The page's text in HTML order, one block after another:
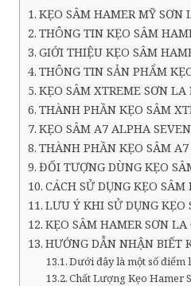
KẸO SÂM HAMER MỸ SƠN
THÔNG TIN KẸO SÂM
GIỚI THIỆU KẸO SÂM
THÔNG TIN SẢN PHẨM
KẸO SÂM XTREME SƠN LA
THÀNH PHẦN KẸO SÂM
KẸO SÂM A7 ALPHA
THÀNH PHẦN KẸO SÂM
ĐỐI TƯỢNG DÙNG KẸO
CÁCH SỬ DỤNG KẸO SÂM
LƯU Ý KHI SỬ DỤNG KẸO
KẸO SÂM HAMER SƠN LA
HƯỚNG DẪN NHẬN BIẾT
Dưới đây là một số điểm
Chất Lượng Kẹo Hamer